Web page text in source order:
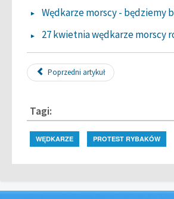
Wędkarze morscy -
27 kwietnia wędkarze
Poprzedni artykuł
Tagi:
WĘDKARZE PROTEST RYBAKÓW